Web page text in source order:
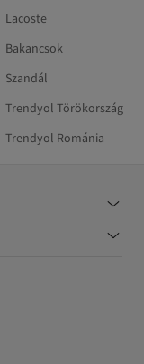
Lacoste
Bakancsok
Szandál
Trendyol Törökország
Trendyol Románia